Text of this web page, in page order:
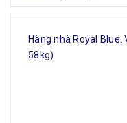
Hàng nhà Royal
58kg)